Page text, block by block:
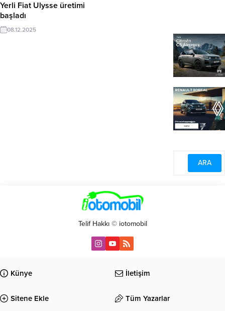
Yerli Fiat Ulysse üretimi
başladı
08.12.2025
Telif Hakkı © iotomobil
Künye İletişim
Sitene Ekle Tüm Yazarlar